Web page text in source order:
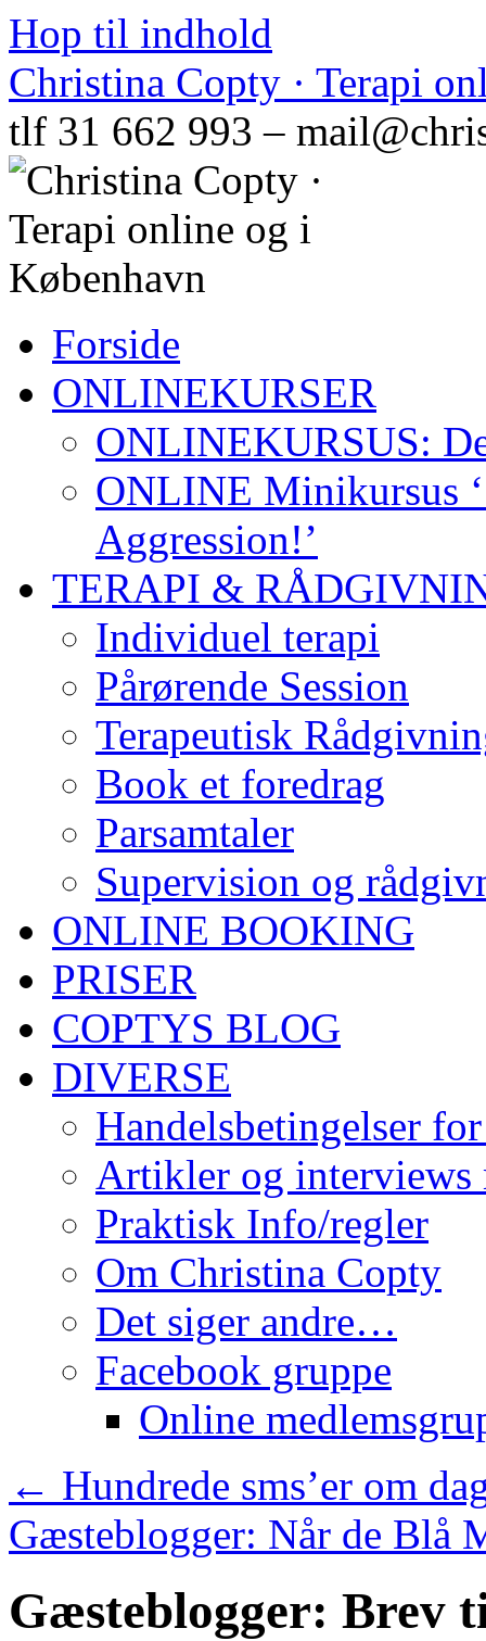
Hop til indhold
Christina Copty · Terapi
tlf 31 662 993 –
Forside
ONLINEKURSER
ONLINEKURSUS:
ONLINE Minikursus
Aggression!’
TERAPI &
Individuel terapi
Pårørende Session
Terapeutisk
Book et foredrag
Parsamtaler
Supervision og
ONLINE BOOKING
PRISER
COPTYS BLOG
DIVERSE
Handelsbetingelser
Artikler og interviews
Praktisk Info/regler
Om Christina Copty
Det siger andre…
Facebook gruppe
Online
← Hundrede sms’er om
Gæsteblogger: Når de Blå
Gæsteblogger: Brev